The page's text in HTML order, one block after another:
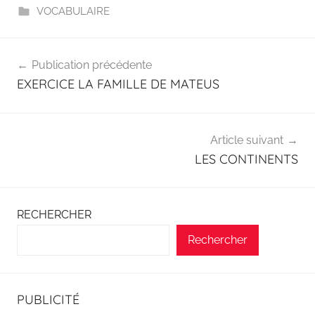
VOCABULAIRE
Publication précédente
EXERCICE LA FAMILLE DE MATEUS
Article suivant
LES CONTINENTS
RECHERCHER
Rechercher
PUBLICITÉ